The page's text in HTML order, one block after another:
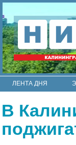
ЛЕНТА ДНЯ
RSS
В